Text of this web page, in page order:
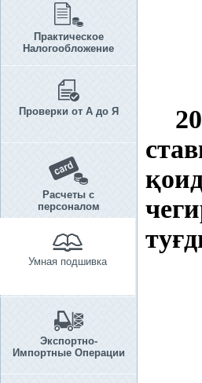
Практическое
Налогообложение
Проверки от А до Я
Расчеты с
персоналом
Умная подшивка
Экспортно-
Импортные Операции
қ
туғ